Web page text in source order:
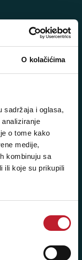
O kolačićima
sadržaja i oglasa,
o tome kako
medije,
kombinuju sa
ili koje su prikupili
120D